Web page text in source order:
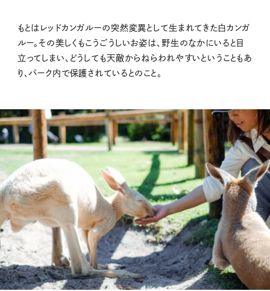
もとはレッドカンガルーの突然変異として生まれてきた白カンガ
ルー。その美しくもこうごうしいお姿は、野生のなかにいると目
立ってしまい、どうしても天敵からねらわれやすいということもあ
り、パーク内で保護されているとのこと。